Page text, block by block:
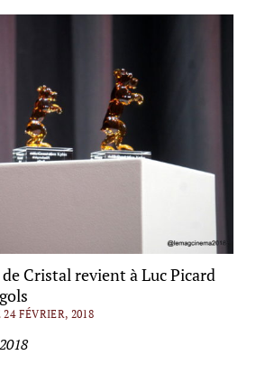
Cristal revient à Luc Picard
FÉVRIER, 2018